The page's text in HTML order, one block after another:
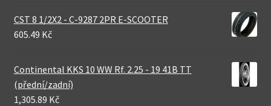
CST 8 1/2X2 - C-9287 2PR E-SCOOTER
605.49 Kč
Continental KKS 10 WW Rf. 2.25 - 19 41B TT
(přední/zadní)
1,305.89 Kč